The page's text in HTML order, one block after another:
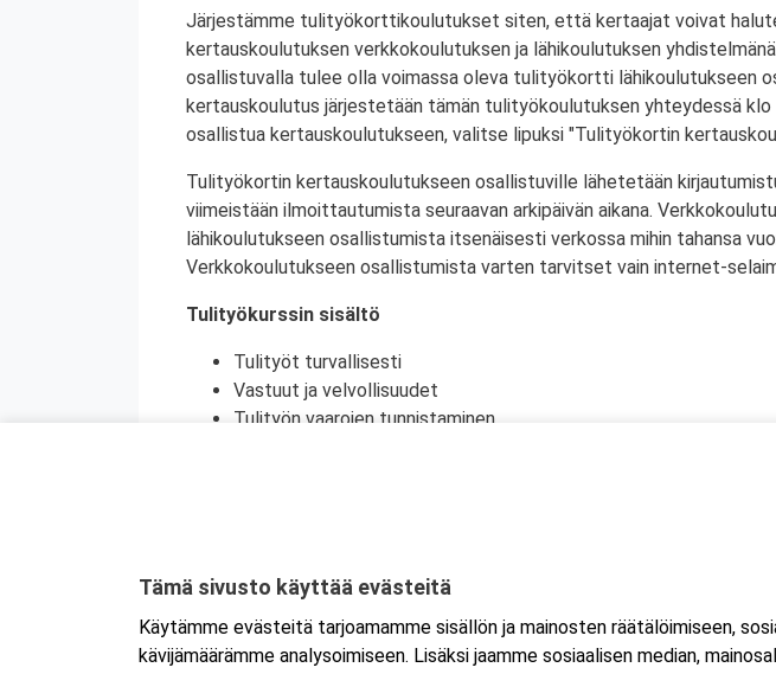
Järjestämme tulityökorttikoulutukset siten, että kertaajat voivat
kertauskoulutuksen verkkokoulutuksen ja lähikoulutuksen
osallistuvalla tulee olla voimassa oleva tulityökortti lähikoulutukseen
kertauskoulutus järjestetään tämän tulityökoulutuksen yhteydessä klo
osallistua kertauskoulutukseen, valitse lipuksi "Tulityökortin
Tulityökortin kertauskoulutukseen osallistuville lähetetään
viimeistään ilmoittautumista seuraavan arkipäivän aikana.
lähikoulutukseen osallistumista itsenäisesti verkossa mihin tahansa
Verkkokoulutukseen osallistumista varten tarvitset vain internet-
Tulityökurssin sisältö
Tulityöt turvallisesti
Vastuut ja velvollisuudet
Tulityön vaarojen tunnistaminen
Tulityökortti on voimassa viisi vuotta. Tulityökortti on voimassa
Ruotsin tulityökoulutus uudistui heinäkuussa 2023, jonka
Ruotsissa enää pätevä.
Tämä sivusto käyttää evästeitä
Käytämme evästeitä tarjoamamme sisällön ja mainosten räätälöimiseen,
kävijämäärämme analysoimiseen. Lisäksi jaamme sosiaalisen median,